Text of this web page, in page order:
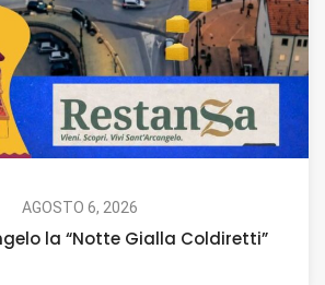
AGOSTO 6, 2026
la “Notte Gialla Coldiretti”